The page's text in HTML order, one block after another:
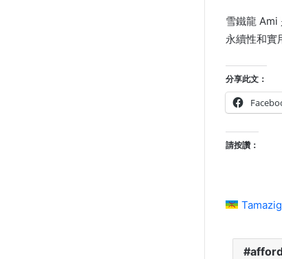
雪鐵龍 Ami
永續性和實
分享此文：
請按讚：